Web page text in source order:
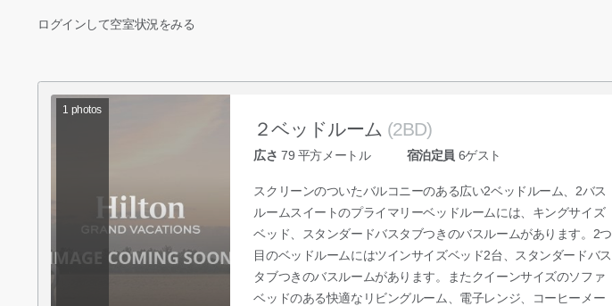
ログインして空室状況をみる
1 photos
２ベッドルーム (2BD)
広さ 79 平方メートル 宿泊定員 6ゲスト
スクリーンのついたバルコニーのある広い2ベッドルーム、2バス
ルームスイートのプライマリーベッドルームには、キングサイズ
ベッド、スタンダードバスタブつきのバスルームがあります。2つ
目のベッドルームにはツインサイズベッド2台、スタンダードバス
タブつきのバスルームがあります。またクイーンサイズのソファ
ベッドのある快適なリビングルーム、電子レンジ、コーヒーメー